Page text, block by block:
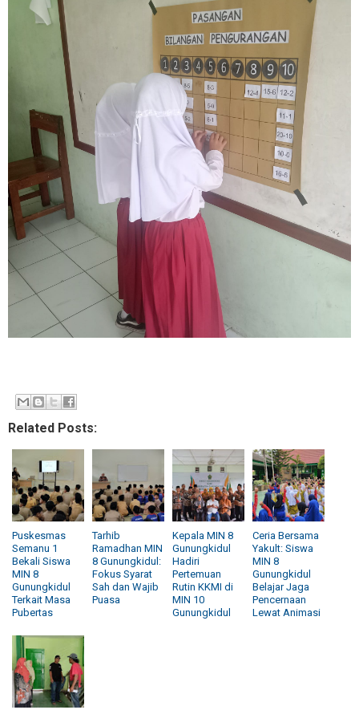
Related Posts:
Puskesmas
Semanu 1
Bekali Siswa
MIN 8
Gunungkidul
Terkait Masa
Pubertas
Tarhib
Ramadhan MIN
8 Gunungkidul:
Fokus Syarat
Sah dan Wajib
Puasa
Kepala MIN 8
Gunungkidul
Hadiri
Pertemuan
Rutin KKMI di
MIN 10
Gunungkidul
Ceria Bersama
Yakult: Siswa
MIN 8
Gunungkidul
Belajar Jaga
Pencernaan
Lewat Animasi